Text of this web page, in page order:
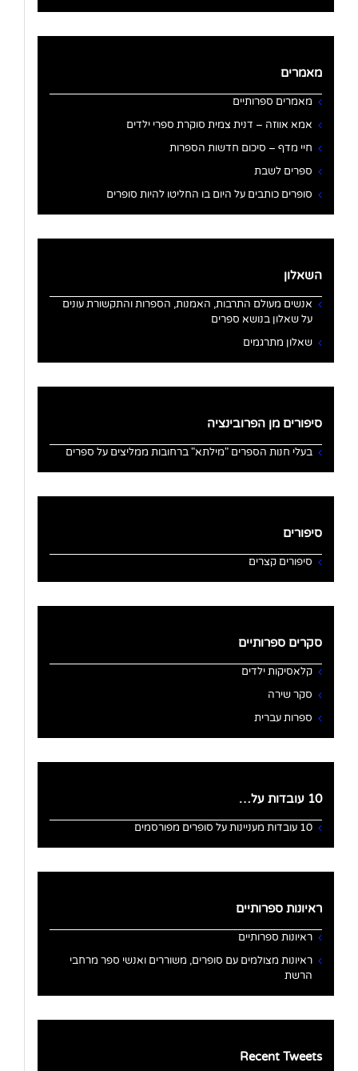
מאמרים
מאמרים ספרותיים
אמא אווזה – דנית צמית סוקרת ספרי ילדים
חיי מדף – סיכום חדשות הספרות
ספרים לשבת
סופרים כותבים על היום בו החליטו להיות סופרים
השאלון
אנשים מעולם התרבות, האמנות, הספרות והתקשורת עונים
על שאלון בנושא ספרים
שאלון מתרגמים
סיפורים מן הפרובינציה
בעלי חנות הספרים "מילתא" ברחובות ממליצים על ספרים
סיפורים
סיפורים קצרים
סקרים ספרותיים
קלאסיקות ילדים
סקר שירה
ספרות עברית
10 עובדות על…
10 עובדות מעניינות על סופרים מפורסמים
ראיונות ספרותיים
ראיונות ספרותיים
ראיונות מצולמים עם סופרים, משוררים ואנשי ספר מרחבי
הרשת
Recent Tweets